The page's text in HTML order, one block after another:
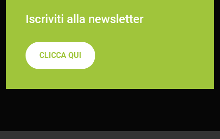
Iscriviti alla newsletter
CLICCA QUI